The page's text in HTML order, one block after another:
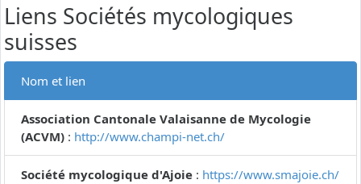
Liens Sociétés mycologiques
suisses
Nom et lien
Association Cantonale Valaisanne de Mycologie
(ACVM) : http://www.champi-net.ch/
Société mycologique d'Ajoie : https://www.smajoie.ch/